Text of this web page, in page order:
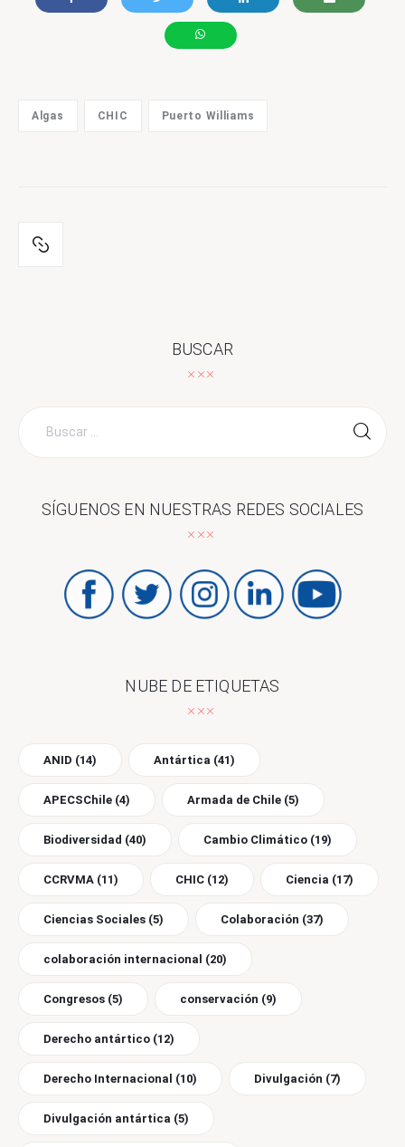
Algas CHIC Puerto Williams
BUSCAR
SÍGUENOS EN NUESTRAS REDES SOCIALES
NUBE DE ETIQUETAS
ANID (14) Antártica (41)
APECSChile (4) Armada de Chile (5)
Biodiversidad (40) Cambio Climático (19)
CCRVMA (11) CHIC (12) Ciencia (17)
Ciencias Sociales (5) Colaboración (37)
colaboración internacional (20)
Congresos (5) conservación (9)
Derecho antártico (12)
Derecho Internacional (10) Divulgación (7)
Divulgación antártica (5)